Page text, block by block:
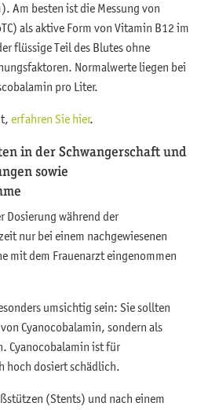
Am besten ist die Messung von
als aktive Form von Vitamin B12 im
flüssige Teil des Blutes ohne
Normalwerte liegen bei
pro Liter.
erfahren Sie hier.
in der Schwangerschaft und
sowie
Dosierung während der
nur bei einem nachgewiesenen
mit dem Frauenarzt eingenommen
umsichtig sein: Sie sollten
Cyanocobalamin, sondern als
Cyanocobalamin ist für
hoch dosiert schädlich.
(Stents) und nach einem